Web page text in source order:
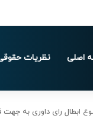
مهلت ارسال اظهارنامه‌های
اصلی نظریات
ابطال رای داوری به